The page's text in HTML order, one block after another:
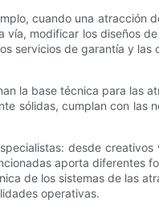
cuando una atracción
modificar los diseños
servicios de garantía y
la base técnica para las
sólidas, cumplan con las
desde
aporta diferentes
de los sistemas de las
operativas.